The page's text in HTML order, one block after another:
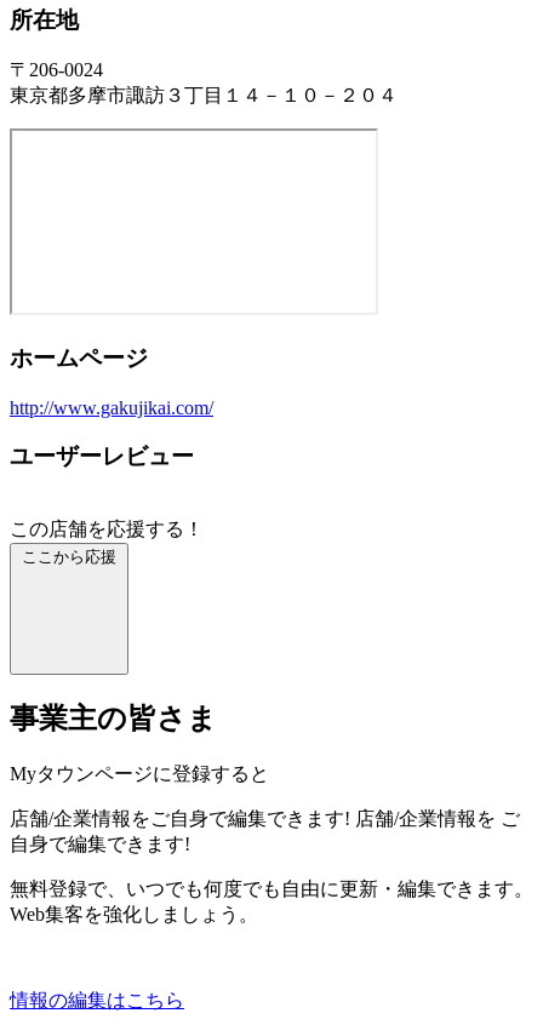
所在地
〒206-0024
東京都多摩市諏訪３丁目１４－１０－２０４
ホームページ
http://www.gakujikai.com/
ユーザーレビュー
この店舗を応援する！
ここから応援
事業主の皆さま
Myタウンページに登録すると
店舗/企業情報をご自身で編集できます! 店舗/企業情報を ご
自身で編集できます!
無料登録で、いつでも何度でも自由に更新・編集できます。
Web集客を強化しましょう。
情報の編集はこちら